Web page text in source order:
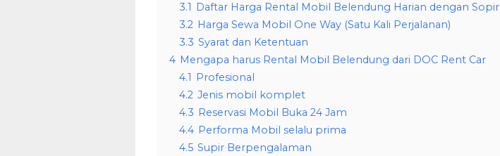
3.1 Daftar Harga Rental Mobil Belendung Harian dengan Sopir
3.2 Harga Sewa Mobil One Way (Satu Kali Perjalanan)
3.3 Syarat dan Ketentuan
4 Mengapa harus Rental Mobil Belendung dari DOC Rent Car
4.1 Profesional
4.2 Jenis mobil komplet
4.3 Reservasi Mobil Buka 24 Jam
4.4 Performa Mobil selalu prima
4.5 Supir Berpengalaman